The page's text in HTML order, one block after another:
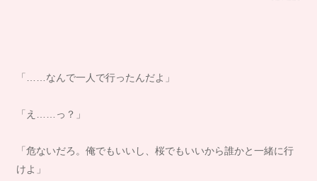
「……なんで一人で行ったんだよ」
「え……っ？」
「危ないだろ。俺でもいいし、桜でもいいから誰かと一緒に行
けよ」